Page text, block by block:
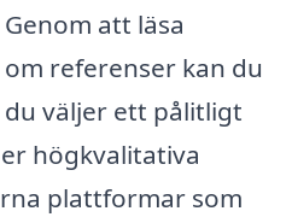
att läsa
referenser kan du
väljer ett pålitligt
högkvalitativa
plattformar som